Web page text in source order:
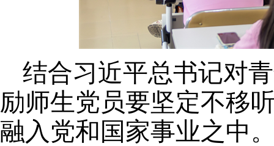
结合习近平总书记对
励师生党员要坚定不移
融入党和国家事业之中